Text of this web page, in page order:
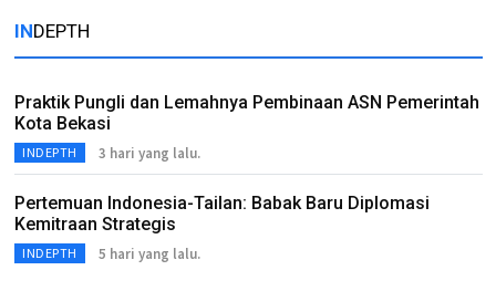
INDEPTH
Praktik Pungli dan Lemahnya Pembinaan ASN Pemerintah
Kota Bekasi
INDEPTH 3 hari yang lalu.
Pertemuan Indonesia-Tailan: Babak Baru Diplomasi
Kemitraan Strategis
INDEPTH 5 hari yang lalu.